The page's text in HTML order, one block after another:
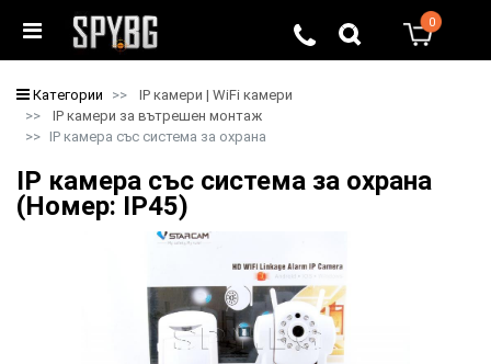
0
Категории
IP камери | WiFi камери
IP камери за вътрешен монтаж
IP камера със система за охрана
IP камера със система за охрана
(Номер: IP45)